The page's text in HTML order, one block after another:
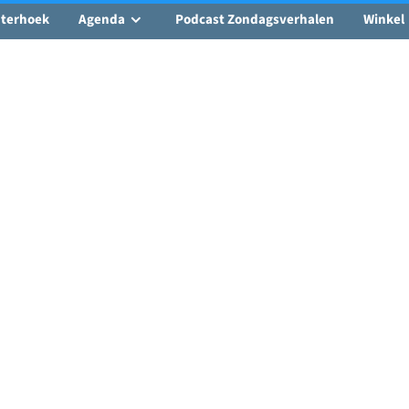
Agenda Podcast Zondagsverhalen Winkel